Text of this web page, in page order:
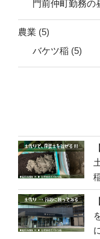
門前仲町勤務の
農業 (5)
バケツ稲 (5)